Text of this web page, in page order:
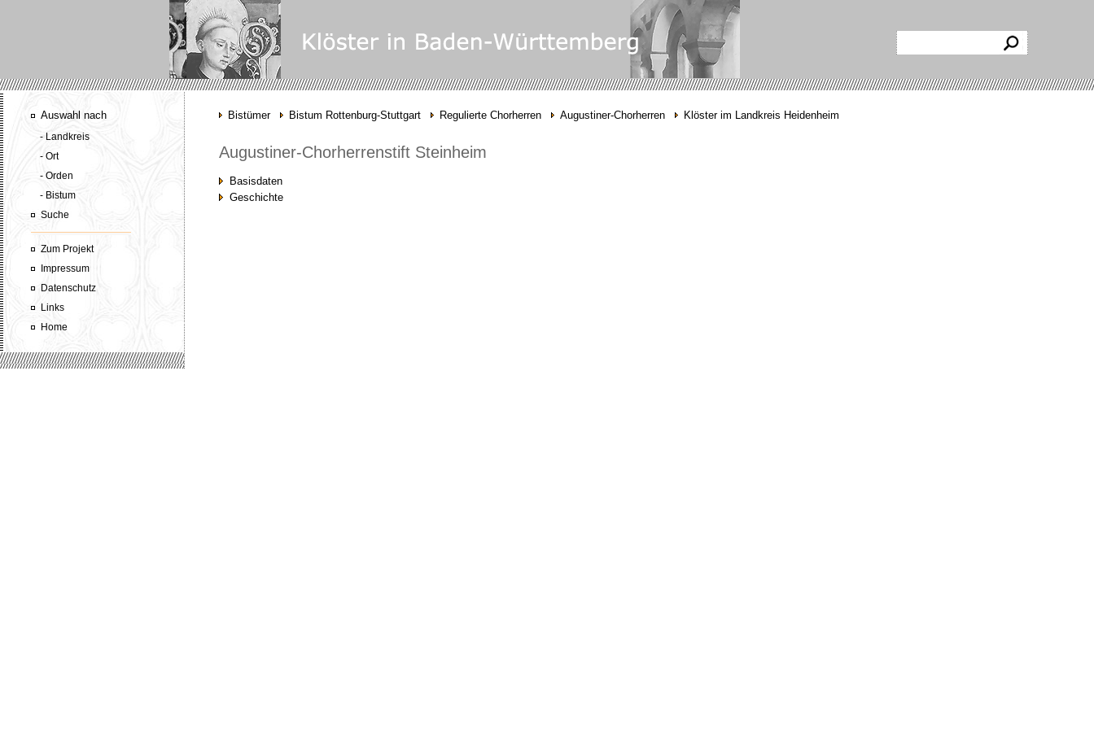
Auswahl nach
- Landkreis
- Ort
- Orden
- Bistum
Suche
Zum Projekt
Impressum
Datenschutz
Links
Home
Bistümer Bistum Rottenburg-Stuttgart Regulierte Chorherren Augustiner-Chorherren Klöster im Landkreis Heidenheim
Augustiner-Chorherrenstift Steinheim
Basisdaten
Geschichte